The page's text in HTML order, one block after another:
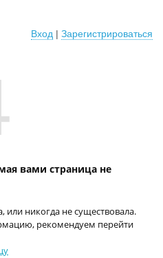
Вход | Зарегистрироваться
вами страница не
никогда не существовала.
рекомендуем перейти